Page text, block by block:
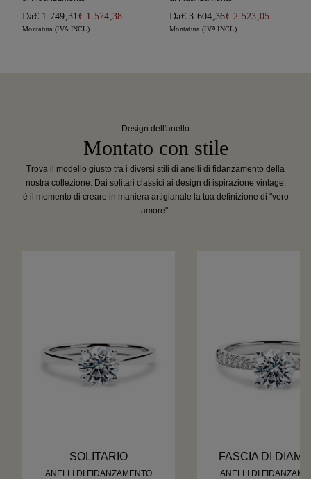
Da€ 1.749,31€ 1.574,38
Montatura (IVA INCL)
Da€ 3.604,36€ 2.523,05
Montatura (IVA INCL)
Design dell'anello
Montato con stile
Trova il modello giusto tra i diversi stili di anelli di fidanzamento della
nostra collezione. Dai solitari classici ai design di ispirazione vintage:
è il momento di creare in maniera artigianale la tua definizione di "vero
amore".
SOLITARIO
ANELLI DI FIDANZAMENTO
FASCIA DI
ANELLI DI